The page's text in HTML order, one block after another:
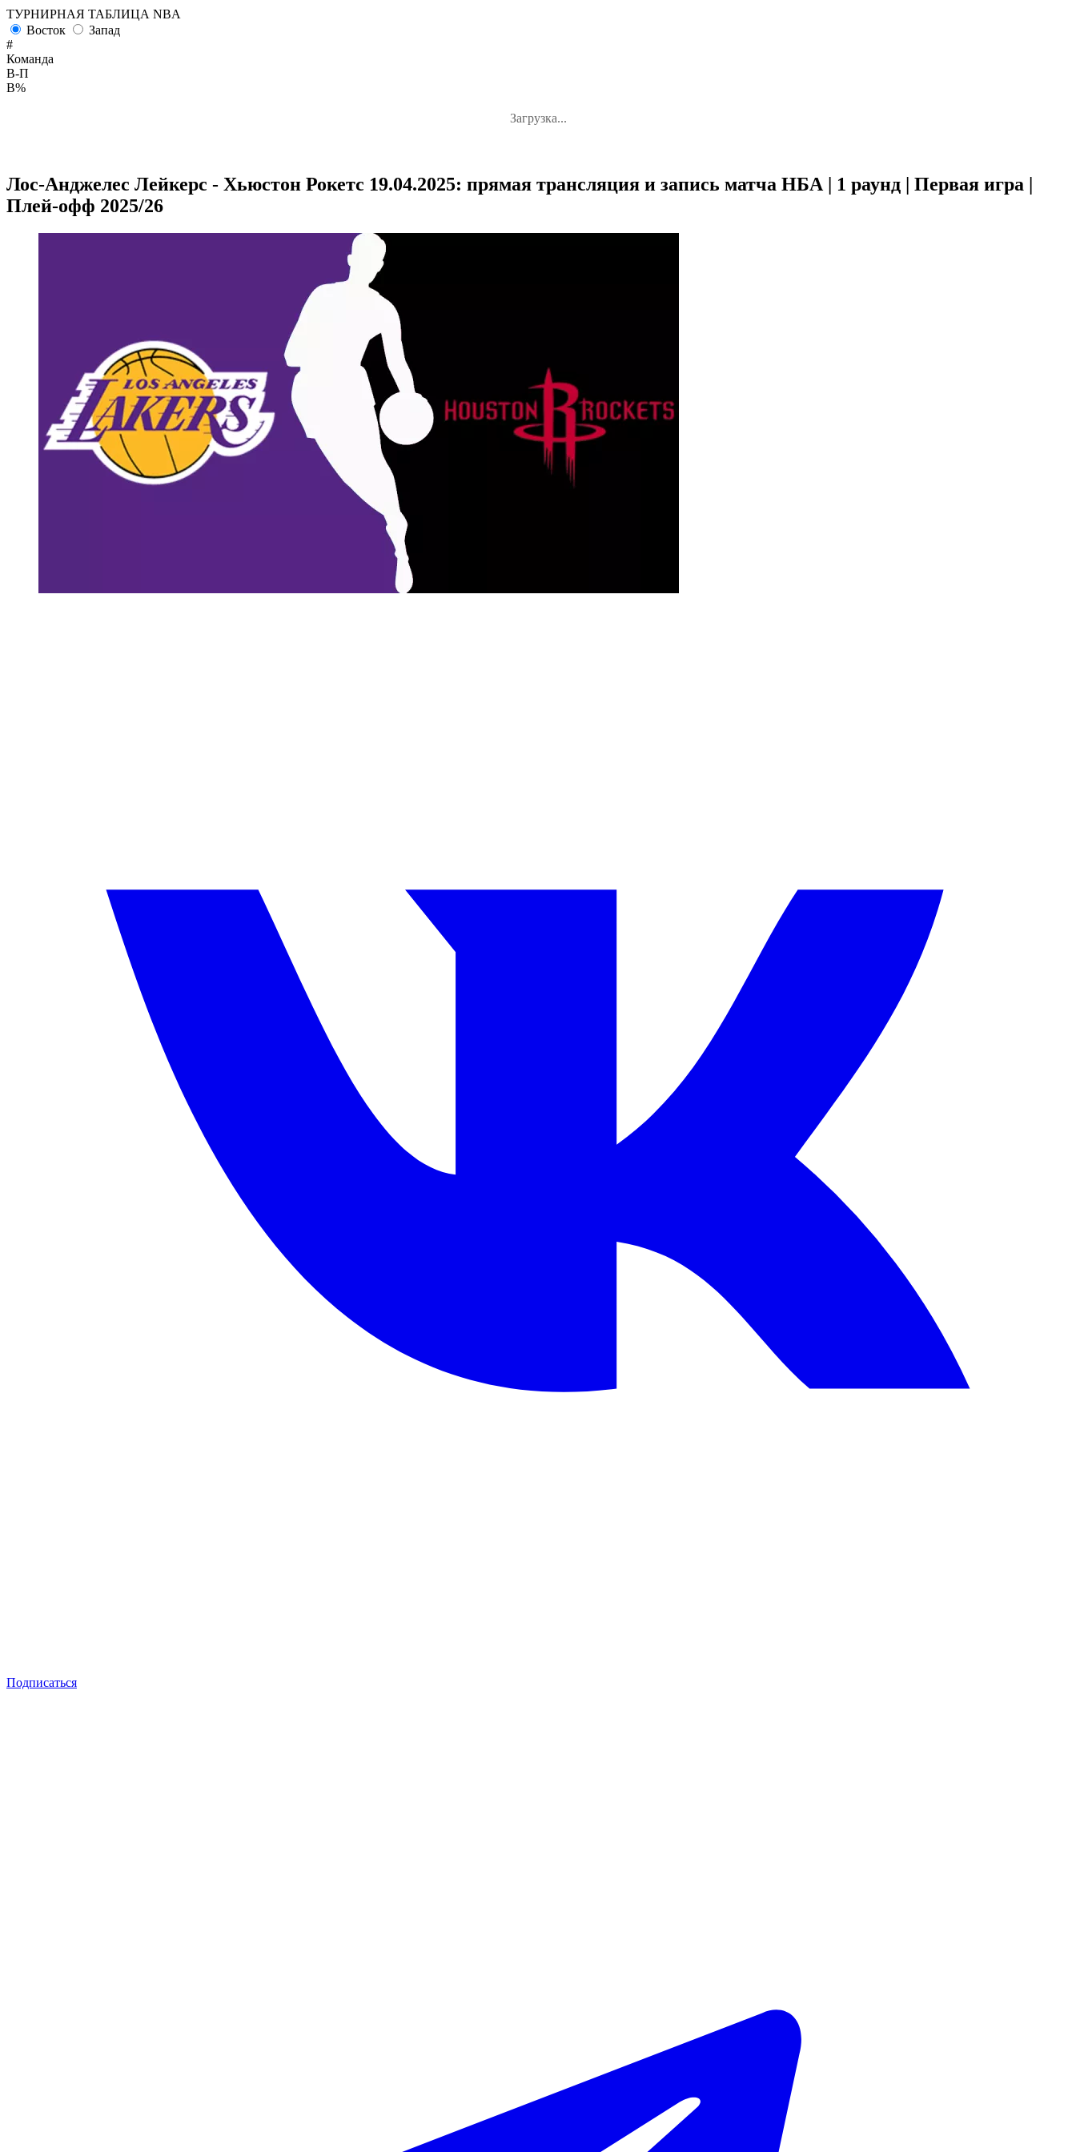
ТУРНИРНАЯ ТАБЛИЦА NBA
Восток
Запад
#
Команда
В-П
В%
Загрузка...
Лос-Анджелес Лейкерс - Хьюстон Рокетс 19.04.2025: прямая трансляция и запись матча НБА | 1 раунд | Первая игра |
Плей-офф 2025/26
Подписаться